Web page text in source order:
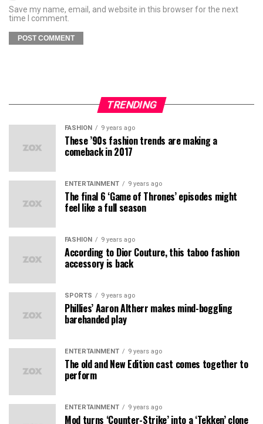
Save my name, email, and website in this browser for the next
time I comment.
TRENDING
FASHION 9 years ago
These ’90s fashion trends are making a
comeback in 2017
ENTERTAINMENT 9 years ago
The final 6 ‘Game of Thrones’ episodes might
feel like a full season
FASHION 9 years ago
According to Dior Couture, this taboo fashion
accessory is back
SPORTS 9 years ago
Phillies’ Aaron Altherr makes mind-boggling
barehanded play
ENTERTAINMENT 9 years ago
The old and New Edition cast comes together to
perform
ENTERTAINMENT 9 years ago
Mod turns ‘Counter-Strike’ into a ‘Tekken’ clone